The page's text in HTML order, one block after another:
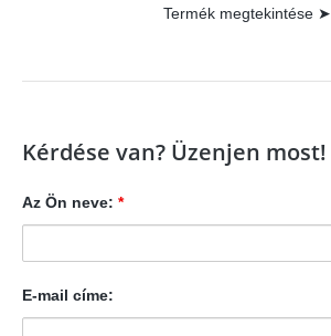
Termék megtekintése ➤
Kérdése van? Üzenjen most!
Az Ön neve: *
E-mail címe: